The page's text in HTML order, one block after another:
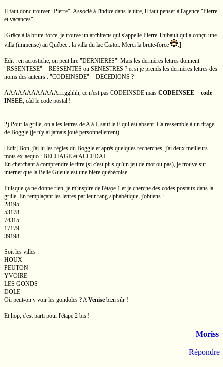
Il faut donc trouver "Pierre". Associé à l'indice dans le titre, il faut penser à l'agence "Pierre
et vacances".
[Grâce à la brute-force, je trouve un architecte qui s'appelle Pierre Thibault qui a conçu une
villa (immense) au Québec : la villa du lac Castor. Merci la brute-force
.]
Edit : en acrostiche, on peut lire "DERNIERES". Mais les dernières lettres donnent
"RSSENTESE" = RESSENTES ou SENESTRES ? et si je prends les dernières lettres des
noms des auteurs : "CODEINSDE" = DECEDIONS ?
AAAAAAAAAAAArrrgghhh, ce n'est pas CODEINSDE mais CODEINSEE = code
INSEE, càd le code postal !
2) Pour la grille, on a les lettres de A à I, sauf le F qui est absent. Ca ressemble à un tirage
de Boggle (je n'y ai jamais joué personnellement).
[Edit] Bon, j'ai lu les règles du Boggle et après quelques recherches, j'ai deux meilleurs
mots ex-aequo : BECHAGE et ACCEDAI.
En cherchant à comprendre le titre (si c'est plus qu'un jeu de mot ou pas), je trouve sur
internet que la Belle Gueule est une bière québécoise...
Puisque ça ne donne rien, je m'inspire de l'étape 1 et je cherche des codes postaux dans la
grille. En remplaçant les lettres par leur rang alphabétique, j'obtiens :
28195
53178
74315
17179
39198
Soit les villes :
HOUX
PEUTON
YVOIRE
LES GONDS
DOLE
Où peut-on y voir les gondoles ? AVenise bien sûr !
Et hop, c'est parti pour l'étape 2 bis !
Moriss
Répondre